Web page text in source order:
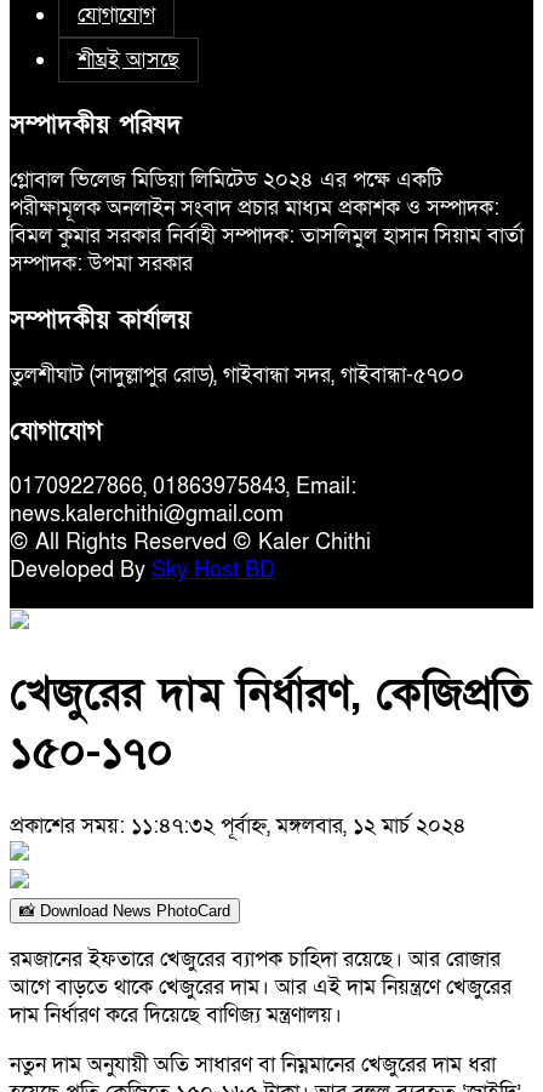
যোগাযোগ
শীঘ্রই আসছে
সম্পাদকীয় পরিষদ
গ্লোবাল ভিলেজ মিডিয়া লিমিটেড ২০২৪ এর পক্ষে একটি
পরীক্ষামূলক অনলাইন সংবাদ প্রচার মাধ্যম প্রকাশক ও সম্পাদক:
বিমল কুমার সরকার নির্বাহী সম্পাদক: তাসলিমুল হাসান সিয়াম বার্তা
সম্পাদক: উপমা সরকার
সম্পাদকীয় কার্যালয়
তুলশীঘাট (সাদুল্লাপুর রোড), গাইবান্ধা সদর, গাইবান্ধা-৫৭০০
যোগাযোগ
01709227866, 01863975843, Email:
news.kalerchithi@gmail.com
© All Rights Reserved © Kaler Chithi
Developed By Sky Host BD
খেজুরের দাম নির্ধারণ, কেজিপ্রতি
১৫০-১৭০
প্রকাশের সময়: ১১:৪৭:৩২ পূর্বাহ্ন, মঙ্গলবার, ১২ মার্চ ২০২৪
📸 Download News PhotoCard
রমজানের ইফতারে খেজুরের ব্যাপক চাহিদা রয়েছে। আর রোজার
আগে বাড়তে থাকে খেজুরের দাম। আর এই দাম নিয়ন্ত্রণে খেজুরের
দাম নির্ধারণ করে দিয়েছে বাণিজ্য মন্ত্রণালয়।
নতুন দাম অনুযায়ী অতি সাধারণ বা নিম্নমানের খেজুরের দাম ধরা